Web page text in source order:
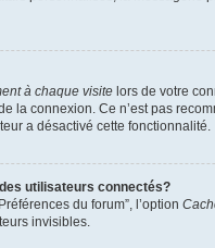
à chaque visite lors de votre
la connexion. Ce n’est pas
a désactivé cette fonctionnalité.
utilisateurs connectés?
du forum”, l’option
invisibles.